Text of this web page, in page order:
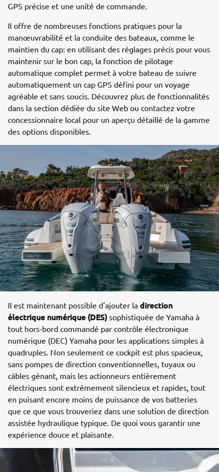
GPS précise et une unité de commande.
Il offre de nombreuses fonctions pratiques pour la
manœuvrabilité et la conduite des bateaux, comme le
maintien du cap: en utilisant des réglages précis pour vous
maintenir sur le bon cap, la fonction de pilotage
automatique complet permet à votre bateau de suivre
automatiquement un cap GPS défini pour un voyage
agréable et sans soucis. Découvrez plus de fonctionnalités
dans la section dédiée du site Web ou contactez votre
concessionnaire local pour un aperçu détaillé de la gamme
des options disponibles.
Il est maintenant possible d'ajouter la direction
électrique numérique (DES) sophistiquée de Yamaha à
tout hors-bord commandé par contrôle électronique
numérique (DEC) Yamaha pour les applications simples à
quadruples. Non seulement ce cockpit est plus spacieux,
sans pompes de direction conventionnelles, tuyaux ou
câbles gênant, mais les actionneurs entièrement
électriques sont extrêmement silencieux et rapides, tout
en puisant encore moins de puissance de vos batteries
que ce que vous trouveriez dans une solution de direction
assistée hydraulique typique. De quoi vous garantir une
expérience douce et plaisante.